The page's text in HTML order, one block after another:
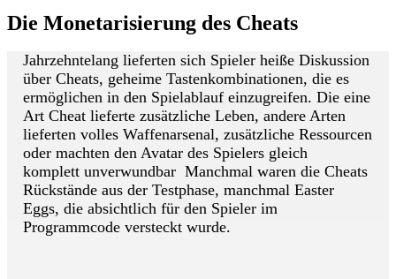
Die Monetarisierung des Cheats
Jahrzehntelang lieferten sich Spieler heiße Diskussion
über Cheats, geheime Tastenkombinationen, die es
ermöglichen in den Spielablauf einzugreifen. Die eine
Art Cheat lieferte zusätzliche Leben, andere Arten
lieferten volles Waffenarsenal, zusätzliche Ressourcen
oder machten den Avatar des Spielers gleich
komplett unverwundbar Manchmal waren die Cheats
Rückstände aus der Testphase, manchmal Easter
Eggs, die absichtlich für den Spieler im
Programmcode versteckt wurde.